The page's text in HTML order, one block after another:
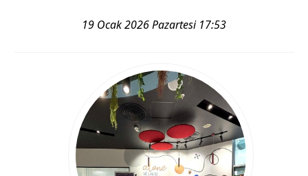
19 Ocak 2026 Pazartesi 17:53